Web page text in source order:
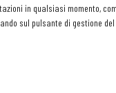
in qualsiasi momento,
sul pulsante di gestione
sprechi non